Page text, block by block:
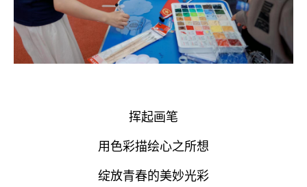
挥起画笔
用色彩描绘心之所想
绽放青春的美妙光彩